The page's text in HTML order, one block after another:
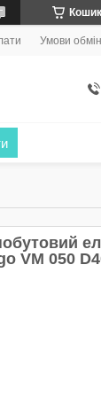
Кошик
Умови
VM 050